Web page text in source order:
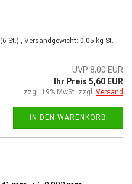
(6 St.) , Versandgewicht: 0,05 kg St.
UVP 8,00 EUR
Ihr Preis 5,60 EUR
zzgl. 19% MwSt. zzgl. Versand
IN DEN WARENKORB